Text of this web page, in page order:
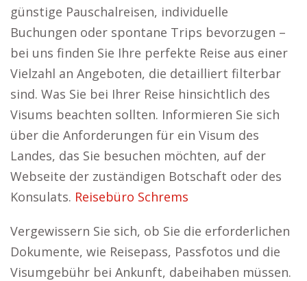
günstige Pauschalreisen, individuelle
Buchungen oder spontane Trips bevorzugen –
bei uns finden Sie Ihre perfekte Reise aus einer
Vielzahl an Angeboten, die detailliert filterbar
sind. Was Sie bei Ihrer Reise hinsichtlich des
Visums beachten sollten. Informieren Sie sich
über die Anforderungen für ein Visum des
Landes, das Sie besuchen möchten, auf der
Webseite der zuständigen Botschaft oder des
Konsulats. Reisebüro Schrems
Vergewissern Sie sich, ob Sie die erforderlichen
Dokumente, wie Reisepass, Passfotos und die
Visumgebühr bei Ankunft, dabeihaben müssen.